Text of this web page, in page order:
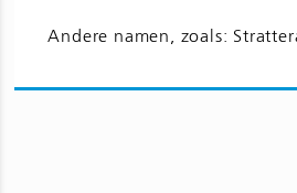
Andere namen, zoals:
Ga naar Atomoxetine